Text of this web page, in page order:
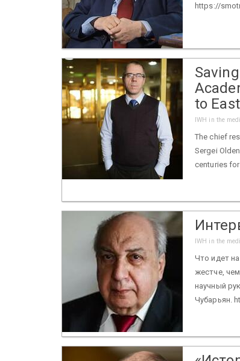
https://
to
IWH in the
The chief
Sergei
centuries
IWH in the
Что идет
жестче,
научный
Чубарьян.